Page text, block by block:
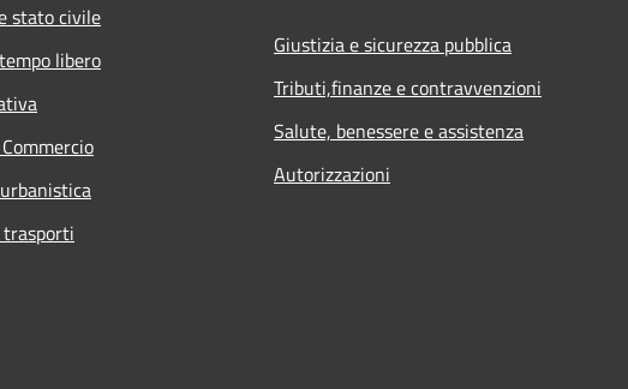
stato civile
libero
Giustizia e sicurezza pubblica
Tributi,finanze e contravvenzioni
Salute, benessere e assistenza
Autorizzazioni